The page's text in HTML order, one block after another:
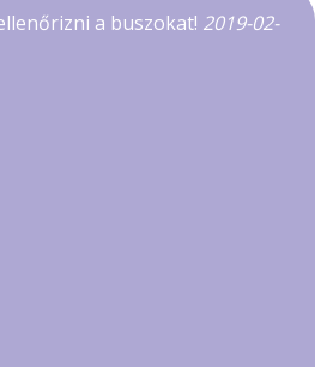
a buszokat! 2019-02-